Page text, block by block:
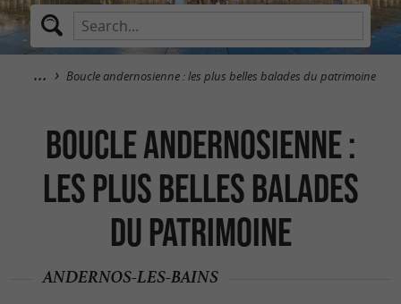
Boucle andernosienne : les plus belles balades du patrimoine
Boucle andernosienne :
les plus belles balades
du patrimoine
ANDERNOS-LES-BAINS